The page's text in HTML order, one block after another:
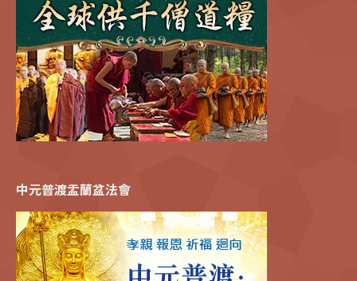
中元普渡盂蘭盆法會